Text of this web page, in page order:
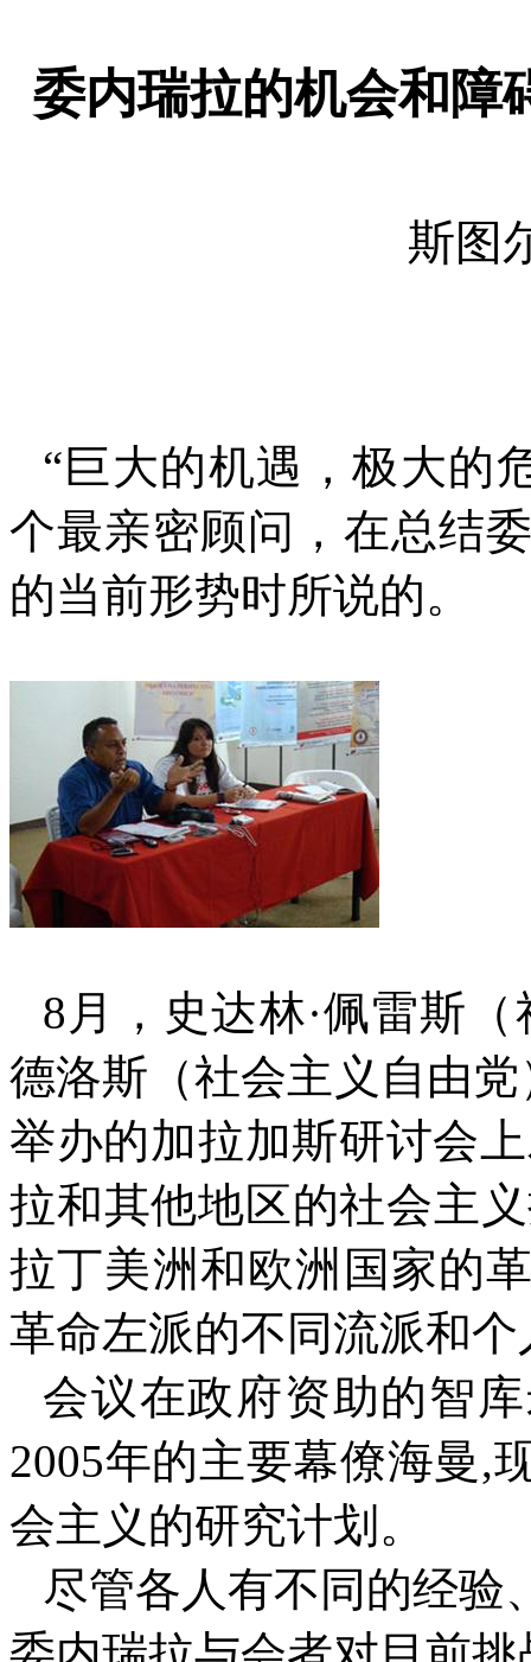
委内瑞拉的机会和障
斯图
“巨大的机遇，极大的
个最亲密顾问，在总结
的当前形势时所说的。
8 月，史达林·佩雷斯
德洛斯（社会主义自由
举办的加拉加斯研讨会
拉和其他地区的社会主
拉丁美洲和欧洲国家的
革命左派的不同流派和个
会议在政府资助的智
2005年的主要幕僚海曼,
会主义的研究计划。
尽管各人有不同的经验